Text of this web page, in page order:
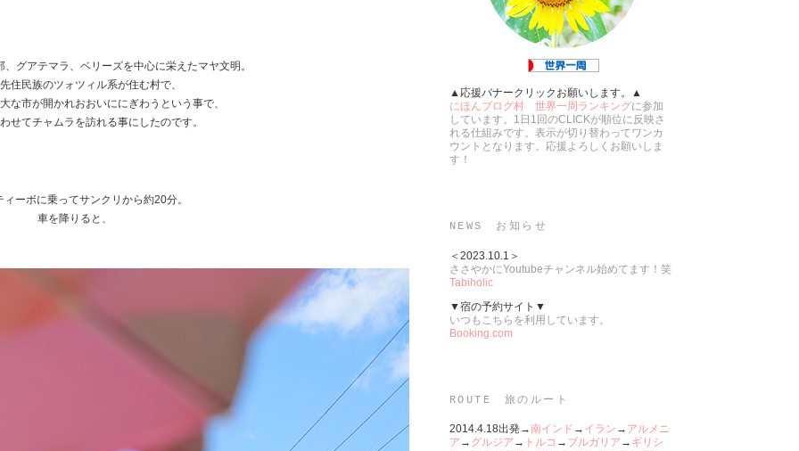
グアテマラ、ベリーズを中心に栄えたマヤ文明。
住民族のツォツィル系が住む村で、
な市が開かれおおいににぎわうという事で、
せてチャムラを訪れる事にしたのです。
ィーボに乗ってサンクリから約20分。
車を降りると、
▲応援バナークリックお願いします。▲
にほんブログ村 世界一周ランキングに参加
しています。1日1回のCLICKが順位に反映さ
れる仕組みです。表示が切り替わってワンカ
ウントとなります。応援よろしくお願いしま
す！
NEWS お知らせ
＜2023.10.1＞
ささやかにYoutubeチャンネル始めてます！笑
Tabiholic
▼宿の予約サイト▼
いつもこちらを利用しています。
Booking.com
ROUTE 旅のルート
2014.4.18出発→南インド → イラン → アルメニ
ア → グルジア → トルコ → ブルガリア → ギリシ